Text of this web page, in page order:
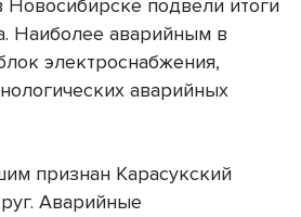
подвели итоги
Наиболее аварийным в
электроснабжения,
аварийных
признан Карасукский
Аварийные